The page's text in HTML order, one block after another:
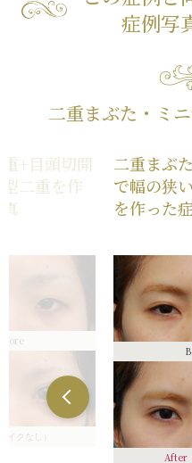
症例写
二重まぶた・ミ
+目頭切開
二重を作
イクなし）
二重まぶ
で幅の狭
を作った
After